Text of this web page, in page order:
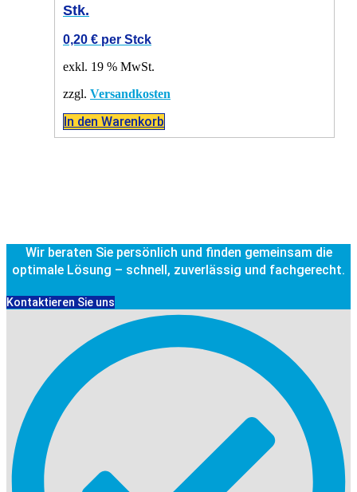
Stk.
0,20 € per Stck
exkl. 19 % MwSt.
zzgl. Versandkosten
In den Warenkorb
Wir beraten Sie persönlich und finden gemeinsam die
optimale Lösung – schnell, zuverlässig und fachgerecht.
Kontaktieren Sie uns